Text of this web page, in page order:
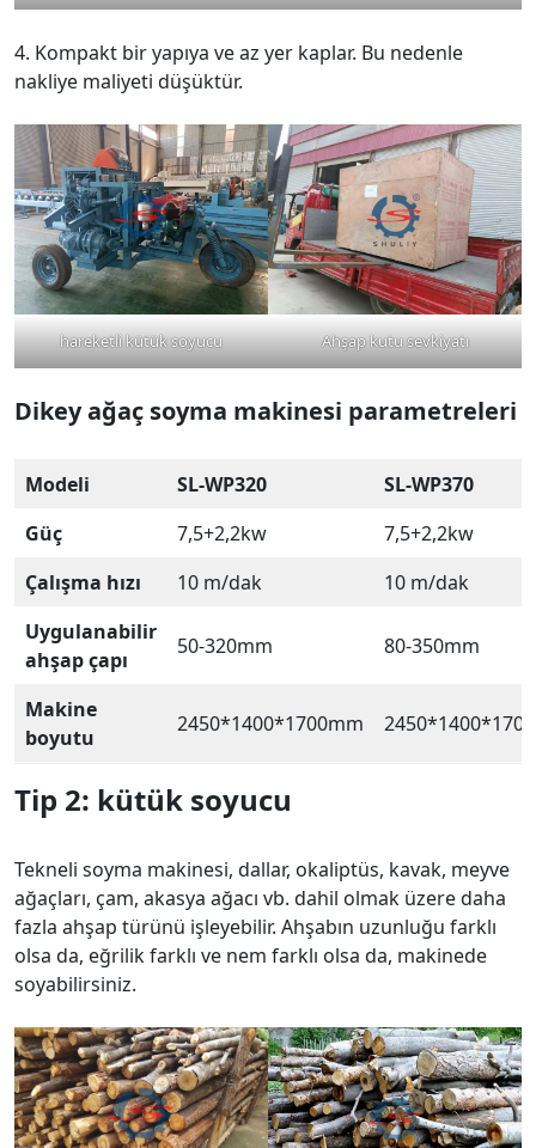
4. Kompakt bir yapıya ve az yer kaplar. Bu nedenle
nakliye maliyeti düşüktür.
hareketli kütük soyucu Ahşap kutu sevkiyatı
Dikey ağaç soyma makinesi parametreleri
Modeli SL-WP320
SL-WP370
Güç
7,5+2,2kw
7,5+2,2kw
Çalışma hızı
10 m/dak
10 m/dak
Uygulanabilir
ahşap çapı
50-320mm 80-350mm
Makine
boyutu
2450*1400*1700mm
Tip 2: kütük soyucu
Tekneli soyma makinesi, dallar, okaliptüs, kavak, meyve
ağaçları, çam, akasya ağacı vb. dahil olmak üzere daha
fazla ahşap türünü işleyebilir. Ahşabın uzunluğu farklı
olsa da, eğrilik farklı ve nem farklı olsa da, makinede
soyabilirsiniz.